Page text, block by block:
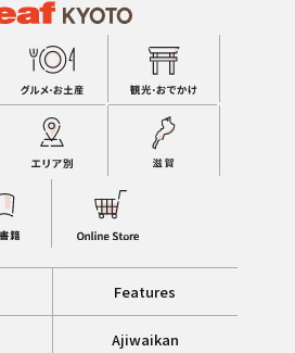
Features
Ajiwaikan